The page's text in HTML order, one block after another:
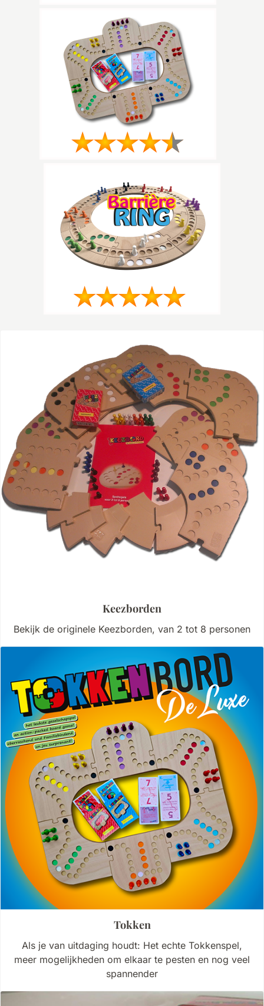
Keezborden
Bekijk de originele Keezborden, van 2 tot 8 personen
Tokken
Als je van uitdaging houdt: Het echte Tokkenspel,
meer mogelijkheden om elkaar te pesten en nog veel
spannender